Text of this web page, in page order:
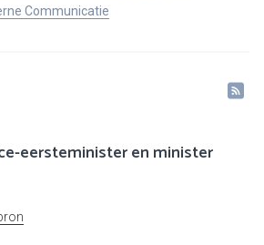
Communicatie
eersteminister en minister